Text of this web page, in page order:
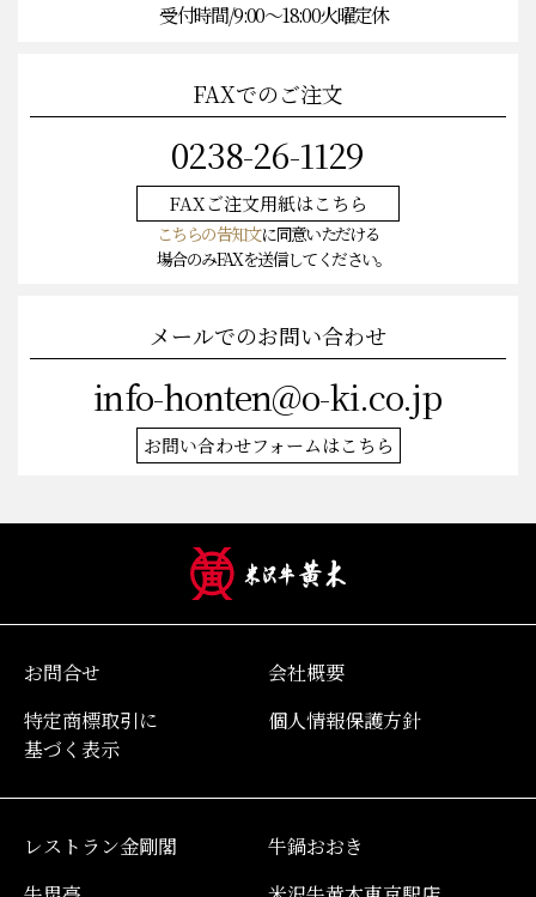
受付時間/9:00〜18:00火曜定休
FAXでのご注文
0238-26-1129
FAXご注文用紙はこちら
こちらの告知文に同意いただける
場合のみFAXを送信してください。
メールでのお問い合わせ
info-honten@o-ki.co.jp
お問い合わせフォームはこちら
お問合せ
会社概要
特定商標取引に
基づく表示
個人情報保護方針
レストラン金剛閣
牛鍋おおき